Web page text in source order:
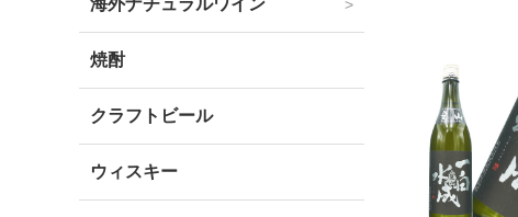
海外ナチュラルワイン
焼酎
クラフトビール
ウィスキー